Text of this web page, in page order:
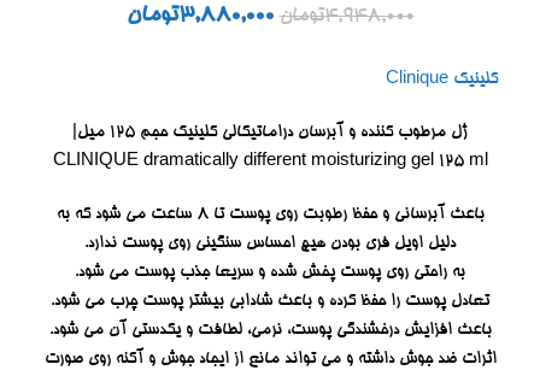
4,948,000تومان 3,880,000تومان
کلینیک Clinique
ژل مرطوب کننده و آبرسان دراماتیکالی کلینیک حجم ۱۲۵ میل|
CLINIQUE dramatically different moisturizing gel 125 ml
باعث آبرسانی و حفظ رطوبت روی پوست تا ۸ ساعت می شود که به
دلیل اویل فری بودن هیچ احساس سنگینی روی پوست ندارد.
به راحتی روی پوست پخش شده و سریعا جذب پوست می شود.
تعادل پوست را حفظ کرده و باعث شادابی بیشتر پوست چرب می شود.
باعث افزایش درخشندگی پوست، نرمی، لطافت و یکدستی آن می شود.
اثرات ضد جوش داشته و می تواند مانع از ایجاد جوش و آکنه روی صورت